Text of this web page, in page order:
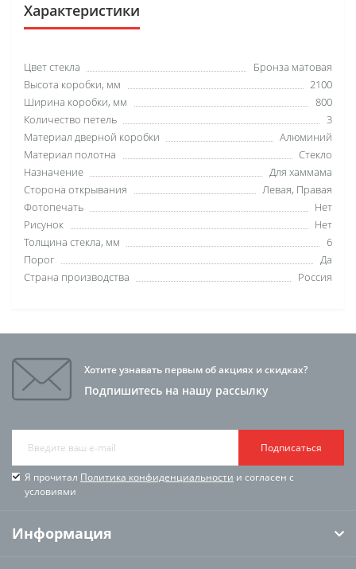
Характеристики
Цвет стекла
Бронза матовая
Высота коробки, мм
2100
Ширина коробки, мм
800
Количество петель
3
Материал дверной коробки
Алюминий
Материал полотна
Стекло
Назначение
Для хаммама
Сторона открывания
Левая, Правая
Фотопечать
Нет
Рисунок
Нет
Толщина стекла, мм
6
Порог
Да
Страна производства
Россия
Хотите узнавать первым об акциях и скидках?
Подпишитесь на нашу рассылку
Подписаться
Я прочитал Политика конфиденциальности и согласен с
условиями
Информация